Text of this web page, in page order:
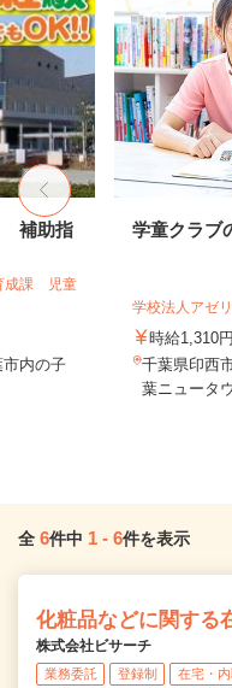
補助指
成課 児童
内の子
学童クラブ
学校法人アゼ
時給1,310
千葉県印西
葉ニュータ
全 6件中 1 - 6件を表示
化粧品などに関する
株式会社ビサーチ
業務委託 登録制 在宅・内